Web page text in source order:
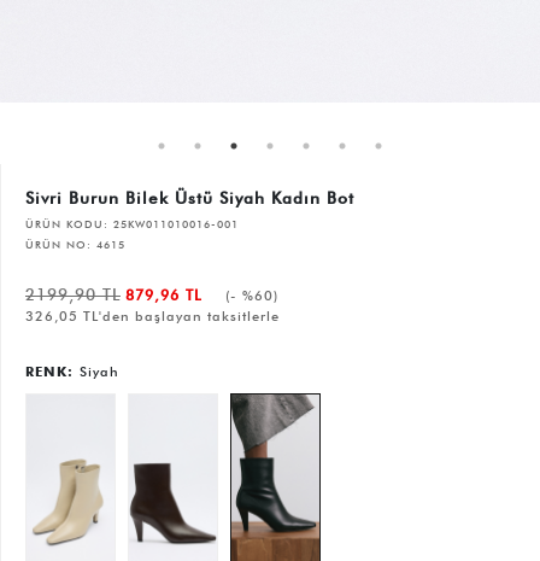
Sivri Burun Bilek Üstü Siyah Kadın Bot
ÜRÜN KODU: 25KW011010016-001
ÜRÜN NO: 4615
2199,90 TL 879,96 TL
(- %60)
326,05 TL'den başlayan taksitlerle
RENK: Siyah